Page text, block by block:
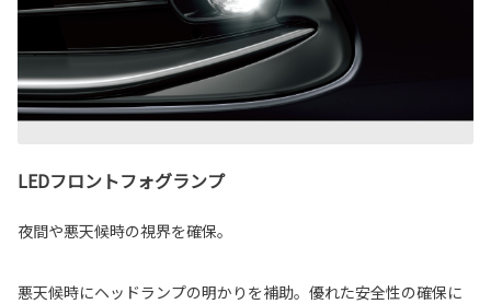
LEDフロントフォグランプ
夜間や悪天候時の視界を確保。
悪天候時にヘッドランプの明かりを補助。優れた安全性の確保に